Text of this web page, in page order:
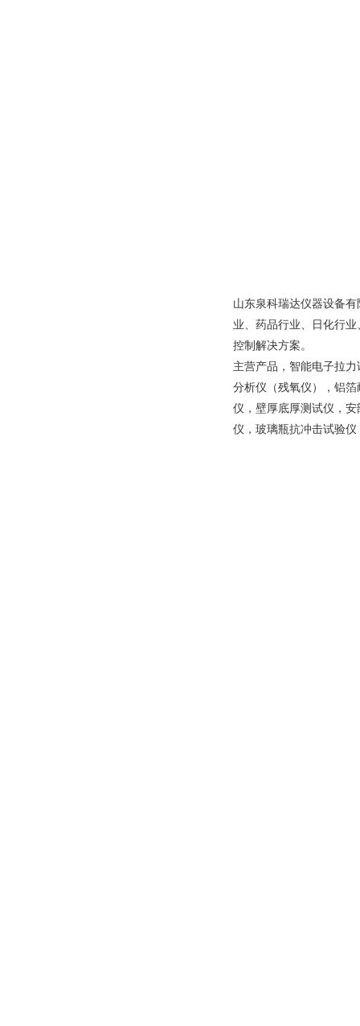
山东泉科瑞达仪器设备
业、药品行业、日化行
控制解决方案。
主营产品，智能电子拉
分析仪（残氧仪），铝
仪，壁厚底厚测试仪，
仪，玻璃瓶抗冲击试验